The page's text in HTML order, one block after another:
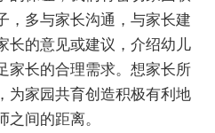
，多与家长沟通，与家长建
长的意见或建议，介绍幼儿
家长的合理需求。想家长所
为家园共育创造积极有利地
间的距离。